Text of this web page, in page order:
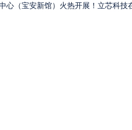
心（宝安新馆）火热开展！立芯科